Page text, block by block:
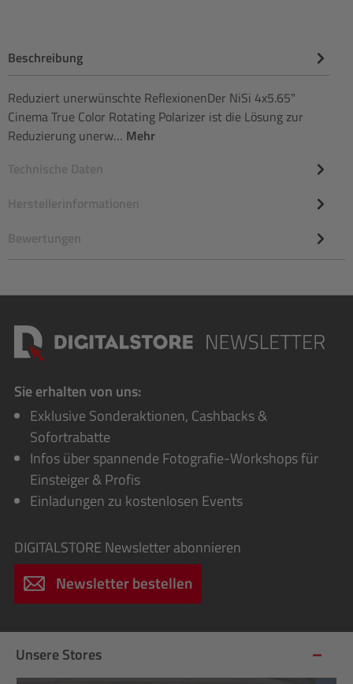
Beschreibung
Reduziert unerwünschte ReflexionenDer NiSi 4x5.65"
Cinema True Color Rotating Polarizer ist die Lösung zur
Reduzierung unerw… Mehr
Technische Daten
Herstellerinformationen
Bewertungen
Sie erhalten von uns:
Exklusive Sonderaktionen, Cashbacks &
Sofortrabatte
Infos über spannende Fotografie-Workshops für
Einsteiger & Profis
Einladungen zu kostenlosen Events
DIGITALSTORE Newsletter abonnieren
Newsletter bestellen
Unsere Stores